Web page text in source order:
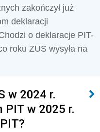
zakończył już
deklaracji
o deklaracje PIT-
roku ZUS wysyła na
w 2024 r.
PIT w 2025 r.